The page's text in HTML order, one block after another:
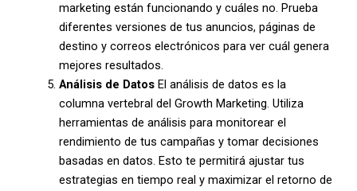
marketing están funcionando y cuáles no. Prueba
diferentes versiones de tus anuncios, páginas de
destino y correos electrónicos para ver cuál genera
mejores resultados.
Análisis de DatosEl análisis de datos es la
columna vertebral del Growth Marketing. Utiliza
herramientas de análisis para monitorear el
rendimiento de tus campañas y tomar decisiones
basadas en datos. Esto te permitirá ajustar tus
estrategias en tiempo real y maximizar el retorno de